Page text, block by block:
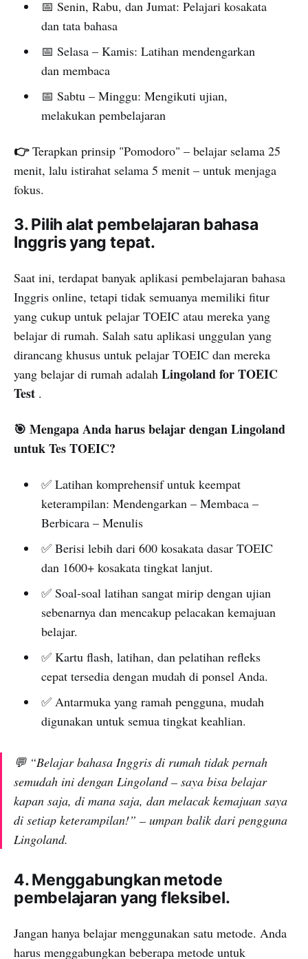
📅 Senin, Rabu, dan Jumat: Pelajari kosakata
dan tata bahasa
📅 Selasa – Kamis: Latihan mendengarkan
dan membaca
📅 Sabtu – Minggu: Mengikuti ujian,
melakukan pembelajaran
👉Terapkan prinsip "Pomodoro" – belajar selama 25
menit, lalu istirahat selama 5 menit – untuk menjaga
fokus.
3. Pilih alat pembelajaran bahasa
Inggris yang tepat.
Saat ini, terdapat banyak aplikasi pembelajaran bahasa
Inggris online, tetapi tidak semuanya memiliki fitur
yang cukup untuk pelajar TOEIC atau mereka yang
belajar di rumah. Salah satu aplikasi unggulan yang
dirancang khusus untuk pelajar TOEIC dan mereka
yang belajar di rumah adalah Lingoland for TOEIC
Test .
🎯 Mengapa Anda harus belajar dengan Lingoland
untuk Tes TOEIC?
✅ Latihan komprehensif untuk keempat
keterampilan: Mendengarkan – Membaca –
Berbicara – Menulis
✅ Berisi lebih dari 600 kosakata dasar TOEIC
dan 1600+ kosakata tingkat lanjut.
✅ Soal-soal latihan sangat mirip dengan ujian
sebenarnya dan mencakup pelacakan kemajuan
belajar.
✅ Kartu flash, latihan, dan pelatihan refleks
cepat tersedia dengan mudah di ponsel Anda.
✅ Antarmuka yang ramah pengguna, mudah
digunakan untuk semua tingkat keahlian.
💬 “Belajar bahasa Inggris di rumah tidak pernah
semudah ini dengan Lingoland – saya bisa belajar
kapan saja, di mana saja, dan melacak kemajuan saya
di setiap keterampilan!” – umpan balik dari pengguna
Lingoland.
4. Menggabungkan metode
pembelajaran yang fleksibel.
Jangan hanya belajar menggunakan satu metode. Anda
harus menggabungkan beberapa metode untuk